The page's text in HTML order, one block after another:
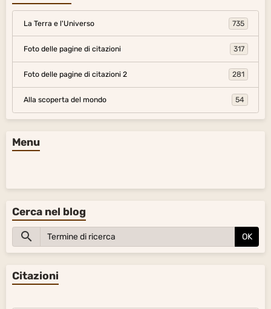
La Terra e l'Universo 735
Foto delle pagine di citazioni 317
Foto delle pagine di citazioni 2 281
Alla scoperta del mondo 54
Menu
Cerca nel blog
OK
Citazioni